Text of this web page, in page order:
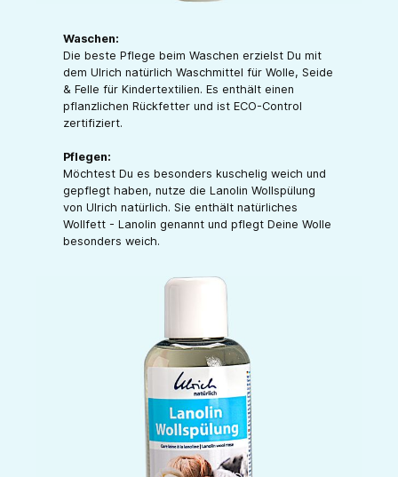
Waschen:
Die beste Pflege beim Waschen erzielst Du mit
dem Ulrich natürlich Waschmittel für Wolle, Seide
& Felle für Kindertextilien. Es enthält einen
pflanzlichen Rückfetter und ist ECO-Control
zertifiziert.
Pflegen:
Möchtest Du es besonders kuschelig weich und
gepflegt haben, nutze die Lanolin Wollspülung
von Ulrich natürlich. Sie enthält natürliches
Wollfett - Lanolin genannt und pflegt Deine Wolle
besonders weich.